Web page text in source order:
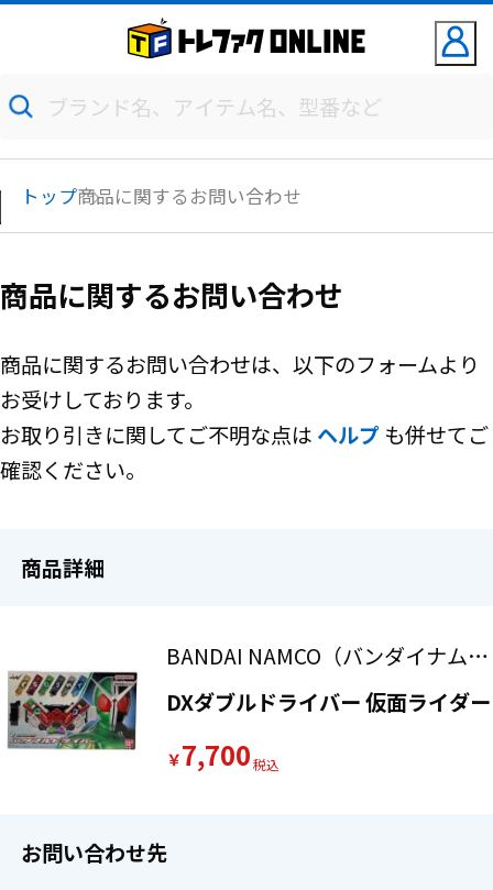
トップ商品に関するお問い合わせ
商品に関するお問い合わせ
商品に関するお問い合わせは、以下のフォームより
お受けしております。
お取り引きに関してご不明な点は ヘルプ も併せてご
確認ください。
商品詳細
BANDAI NAMCO（バンダイナム
コ）
DXダブルドライバー 仮面ライダー
￥7,700
お問い合わせ先